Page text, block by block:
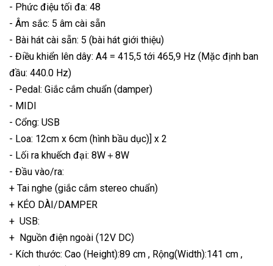
- Phức điệu tối đa: 48
- Âm sắc: 5 âm cài sẵn
- Bài hát cài sẵn: 5 (bài hát giới thiệu)
- Điều khiển lên dây: A4 = 415,5 tới 465,9 Hz (Mặc định ban
đầu: 440.0 Hz)
- Pedal: Giắc cắm chuẩn (damper)
- MIDI
- Cổng: USB
- Loa: 12cm x 6cm (hình bầu dục)] x 2
- Lối ra khuếch đại: 8W＋8W
- Đầu vào/ra:
+ Tai nghe (giắc cắm stereo chuẩn)
+ KÉO DÀI/DAMPER
+ USB:
+ Nguồn điện ngoài (12V DC)
- Kích thước: Cao (Height):89 cm , Rộng(Width):141 cm ,